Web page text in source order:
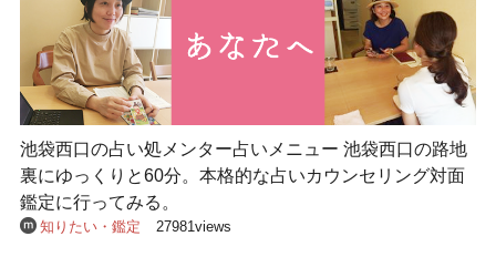
池袋西口の占い処メンター占いメニュー 池袋西口の路地
裏にゆっくりと60分。本格的な占いカウンセリング対面
鑑定に行ってみる。
知りたい・鑑定 27981views